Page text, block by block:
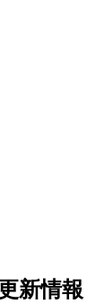
新情報